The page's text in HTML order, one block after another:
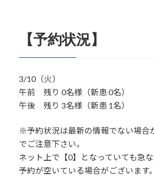
【予約状況】
3/10（火）
午前 残り 0名様（新患 0名）
午後 残り 3名様（新患 1名）
※予約状況は最新の情報でない場合
でご注意下さい。
ネット上で【0】となっていても急
予約が空いている場合がございます。